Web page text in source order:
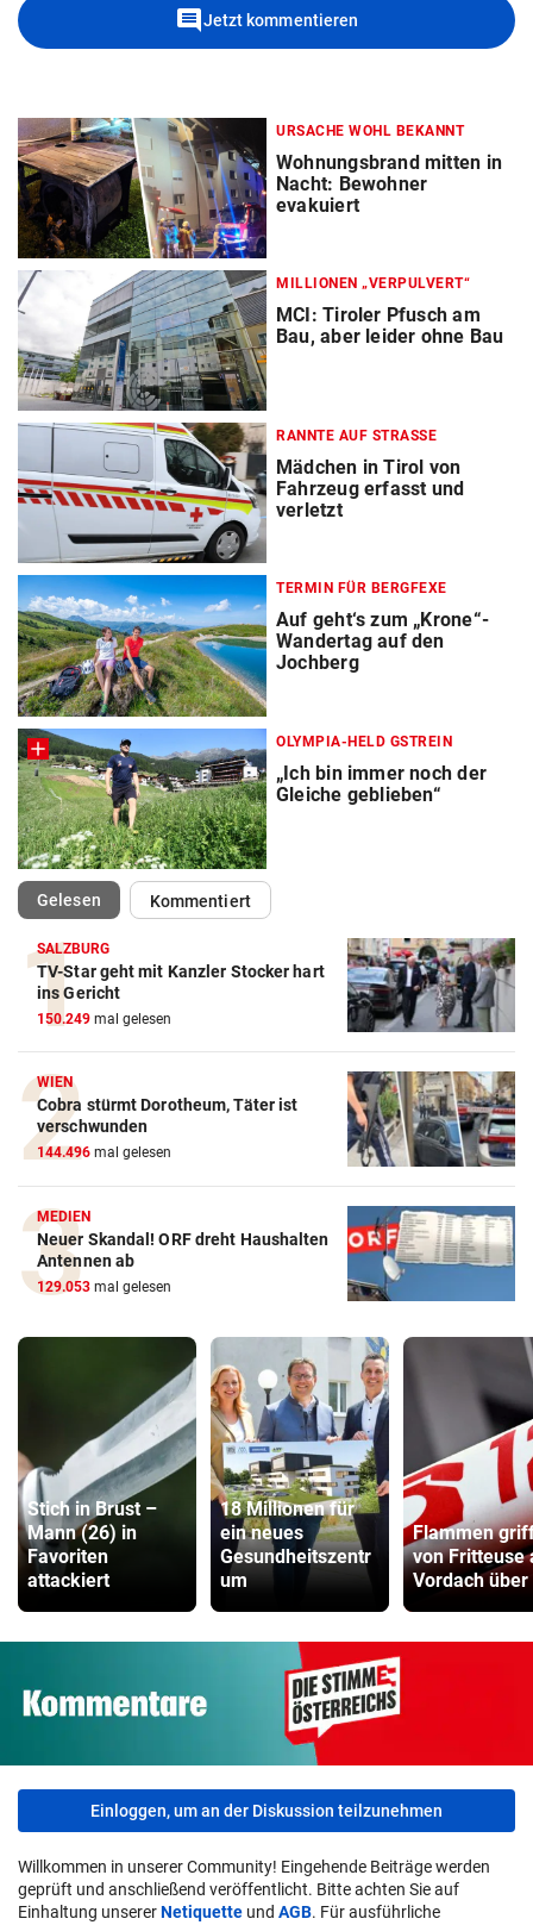
commentJetzt kommentieren
URSACHE WOHL BEKANNT
Wohnungsbrand mitten in
Nacht: Bewohner
evakuiert
MILLIONEN „VERPULVERT“
MCI: Tiroler Pfusch am
Bau, aber leider ohne Bau
RANNTE AUF STRASSE
Mädchen in Tirol von
Fahrzeug erfasst und
verletzt
TERMIN FÜR BERGFEXE
Auf geht‘s zum „Krone“-
Wandertag auf den
Jochberg
OLYMPIA-HELD GSTREIN
„Ich bin immer noch der
Gleiche geblieben“
Gelesen(ausgewählt)Kommentiert
SALZBURG
TV-Star geht mit Kanzler Stocker hart
ins Gericht
150.249 mal gelesen
WIEN
Cobra stürmt Dorotheum, Täter ist
verschwunden
144.496 mal gelesen
MEDIEN
Neuer Skandal! ORF dreht Haushalten
Antennen ab
129.053 mal gelesen
Stich in Brust –
Mann (26) in
Favoriten
attackiert
18 Millionen für
ein neues
Gesundheitszentr
um
Flammen
von Fritteuse
Vordach über
Einloggen, um an der Diskussion teilzunehmen
Willkommen in unserer Community! Eingehende Beiträge werden
geprüft und anschließend veröffentlicht. Bitte achten Sie auf
Einhaltung unsererNetiquette und AGB. Für ausführliche